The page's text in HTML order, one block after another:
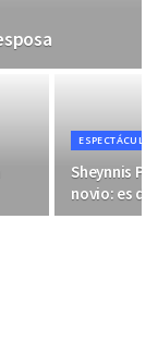
ESPECTÁCULOS
Sheynnis
novio: es de